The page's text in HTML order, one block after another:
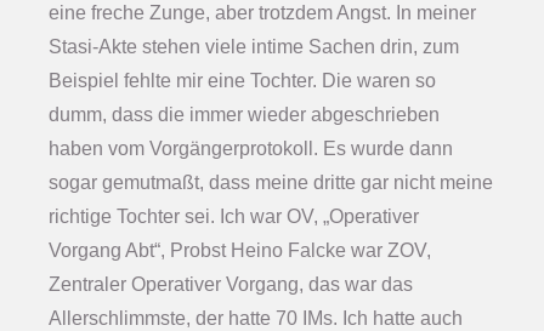
eine freche Zunge, aber trotzdem Angst. In meiner
Stasi-Akte stehen viele intime Sachen drin, zum
Beispiel fehlte mir eine Tochter. Die waren so
dumm, dass die immer wieder abgeschrieben
haben vom Vorgängerprotokoll. Es wurde dann
sogar gemutmaßt, dass meine dritte gar nicht meine
richtige Tochter sei. Ich war OV, „Operativer
Vorgang Abt“, Probst Heino Falcke war ZOV,
Zentraler Operativer Vorgang, das war das
Allerschlimmste, der hatte 70 IMs. Ich hatte auch